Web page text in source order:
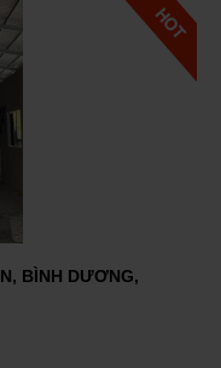
BÌNH DƯƠNG,